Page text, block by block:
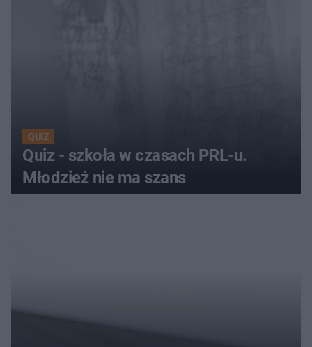
QUIZ
Quiz - szkoła w czasach PRL-u.
Młodzież nie ma szans